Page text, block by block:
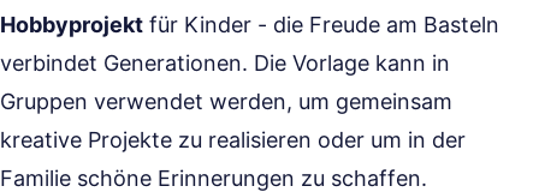
Hobbyprojekt für Kinder - die Freude am Basteln
verbindet Generationen. Die Vorlage kann in
Gruppen verwendet werden, um gemeinsam
kreative Projekte zu realisieren oder um in der
Familie schöne Erinnerungen zu schaffen.